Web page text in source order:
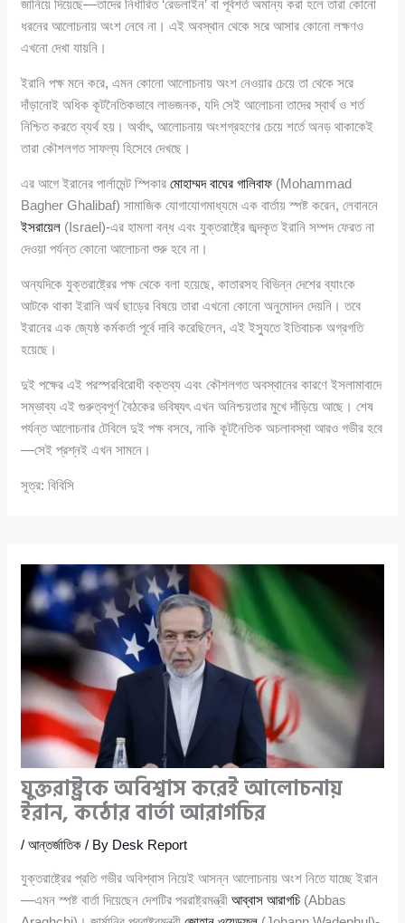
জানিয়ে দিয়েছে—তাদের নির্ধারিত ‘রেডলাইন’ বা পূর্বশর্ত অমান্য করা হলে তারা কোনো
ধরনের আলোচনায় অংশ নেবে না। এই অবস্থান থেকে সরে আসার কোনো লক্ষণও
এখনো দেখা যায়নি।
ইরানি পক্ষ মনে করে, এমন কোনো আলোচনায় অংশ নেওয়ার চেয়ে তা থেকে সরে
দাঁড়ানোই অধিক কূটনৈতিকভাবে লাভজনক, যদি সেই আলোচনা তাদের স্বার্থ ও শর্ত
নিশ্চিত করতে ব্যর্থ হয়। অর্থাৎ, আলোচনায় অংশগ্রহণের চেয়ে শর্তে অনড় থাকাকেই
তারা কৌশলগত সাফল্য হিসেবে দেখছে।
এর আগে ইরানের পার্লামেন্ট স্পিকারমোহাম্মদ বাঘের গালিবাফ (Mohammad
Bagher Ghalibaf) সামাজিক যোগাযোগমাধ্যমে এক বার্তায় স্পষ্ট করেন, লেবাননে
ইসরায়েল (Israel)-এর হামলা বন্ধ এবং যুক্তরাষ্ট্রে জব্দকৃত ইরানি সম্পদ ফেরত না
দেওয়া পর্যন্ত কোনো আলোচনা শুরু হবে না।
অন্যদিকে যুক্তরাষ্ট্রের পক্ষ থেকে বলা হয়েছে, কাতারসহ বিভিন্ন দেশের ব্যাংকে
আটকে থাকা ইরানি অর্থ ছাড়ের বিষয়ে তারা এখনো কোনো অনুমোদন দেয়নি। তবে
ইরানের এক জ্যেষ্ঠ কর্মকর্তা পূর্বে দাবি করেছিলেন, এই ইস্যুতে ইতিবাচক অগ্রগতি
হয়েছে।
দুই পক্ষের এই পরস্পরবিরোধী বক্তব্য এবং কৌশলগত অবস্থানের কারণে ইসলামাবাদে
সম্ভাব্য এই গুরুত্বপূর্ণ বৈঠকের ভবিষ্যৎ এখন অনিশ্চয়তার মুখে দাঁড়িয়ে আছে। শেষ
পর্যন্ত আলোচনার টেবিলে দুই পক্ষ বসবে, নাকি কূটনৈতিক অচলাবস্থা আরও গভীর হবে
—সেই প্রশ্নই এখন সামনে।
সূত্র: বিবিসি
যুক্তরাষ্ট্রকে অবিশ্বাস করেই আলোচনায়
ইরান, কঠোর বার্তা আরাগচির
/আন্তর্জাতিক / By Desk Report
যুক্তরাষ্ট্রের প্রতি গভীর অবিশ্বাস নিয়েই আসন্ন আলোচনায় অংশ নিতে যাচ্ছে ইরান
—এমন স্পষ্ট বার্তা দিয়েছেন দেশটির পররাষ্ট্রমন্ত্রীআব্বাস আরাগচি (Abbas